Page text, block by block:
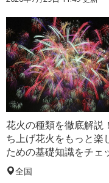
花火の種類を徹底解説
ち上げ花火をもっと楽
ための基礎知識をチェ
全国